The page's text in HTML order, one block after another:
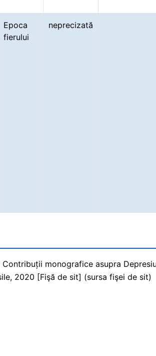
Epoca
fierului
neprecizată
Contribuții monografice asupra
2020 [Fişă de sit] (sursa fişei de sit)